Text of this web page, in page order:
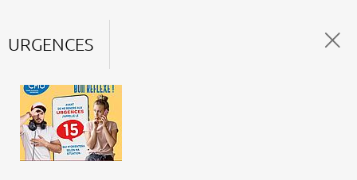
URGENCES